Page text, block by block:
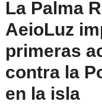
La Palma
AeioLuz
primeras
contra la
en la isla